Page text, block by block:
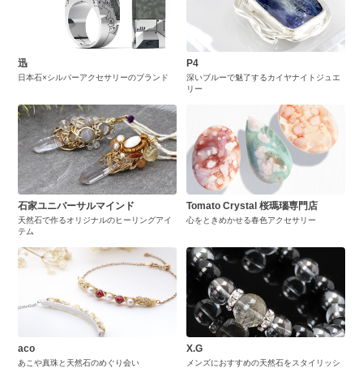
迅
日本石×シルバーアクセサリーのブランド
P4
深いブルーで魅了するカイヤナイトジュエ
リー
石家ユニバーサルマインド
天然石で作るオリジナルのヒーリングアイ
テム
Tomato Crystal 桜瑪瑙専門店
心をときめかせる春色アクセサリー
aco
あこや真珠と天然石のめぐり会い
X.G
メンズにおすすめの天然石をスタイリッシ